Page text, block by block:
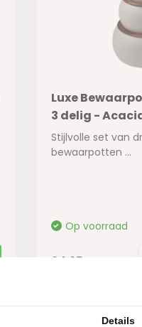
Luxe
3 delig -
Stijlvolle set van
bewaarpotten ...
Op voorraad
34,95
Details